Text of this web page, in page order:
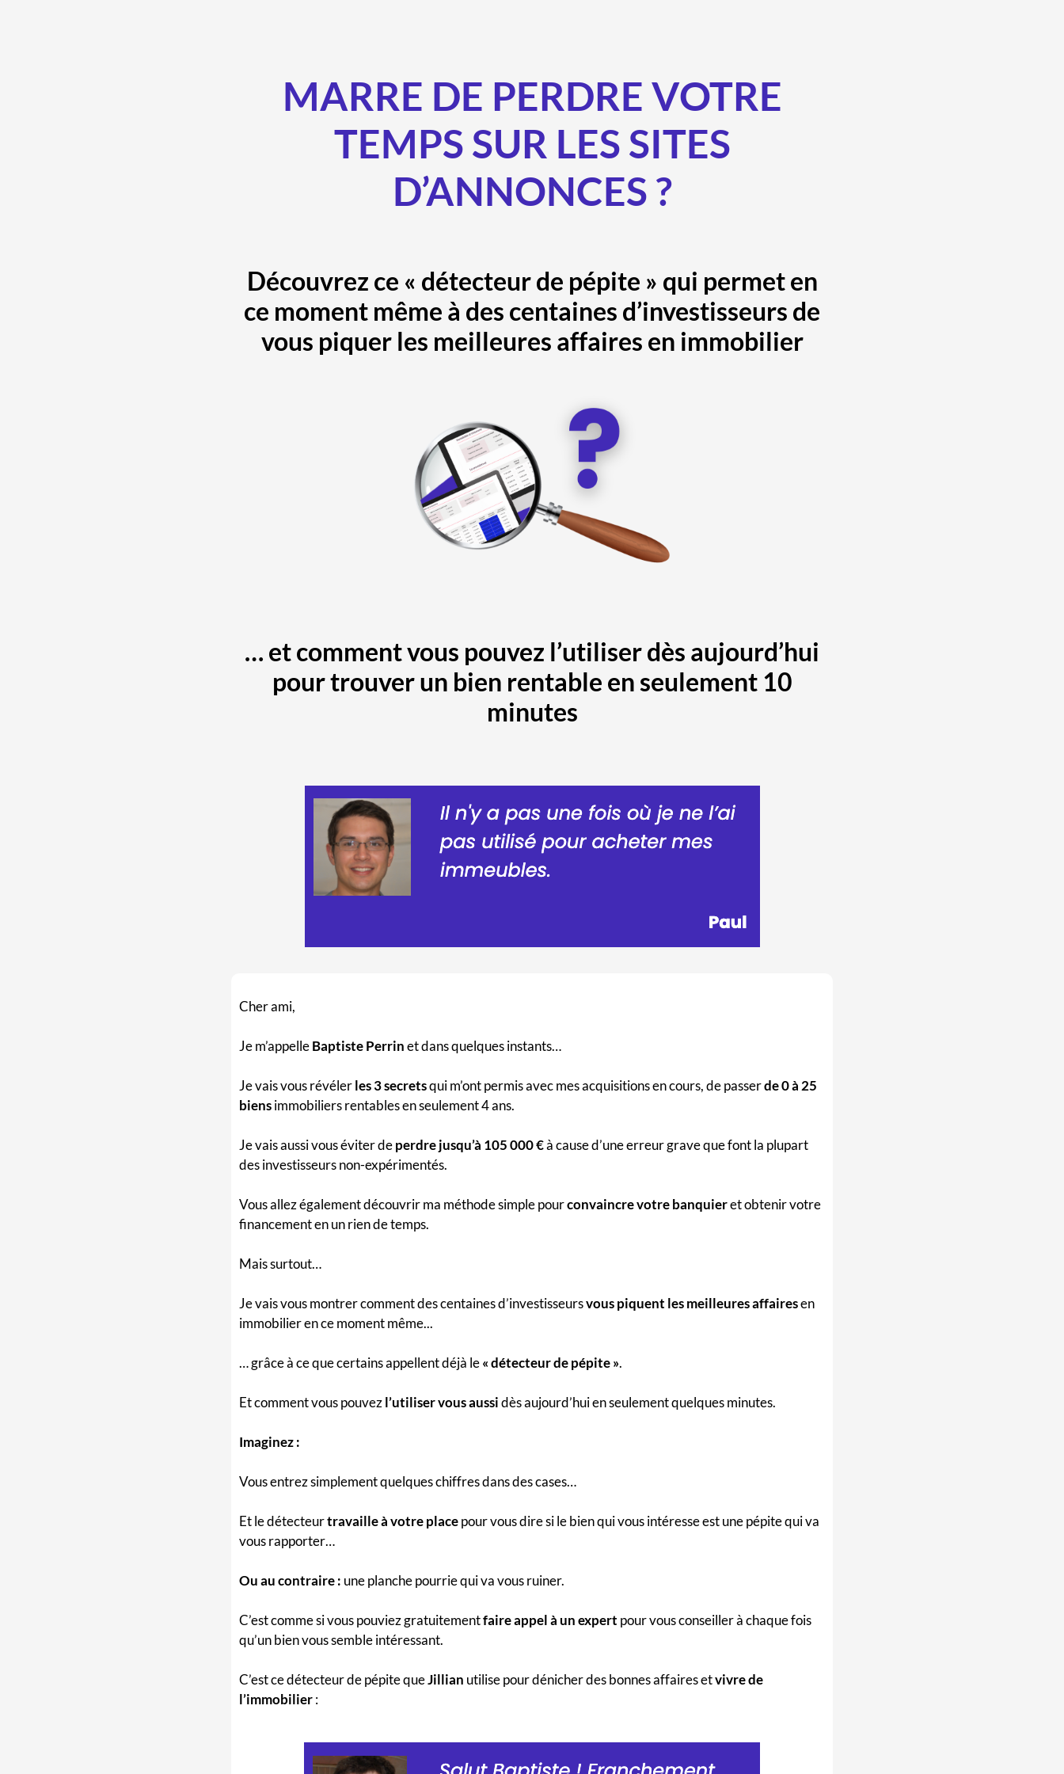
MARRE DE PERDRE VOTRE
TEMPS SUR LES SITES
D’ANNONCES ?
Découvrez ce « détecteur de pépite » qui permet en
ce moment même à des centaines d’investisseurs de
vous piquer les meilleures affaires en immobilier
… et comment vous pouvez l’utiliser dès aujourd’hui
pour trouver un bien rentable en seulement 10
minutes
Cher ami,
Je m’appelleBaptiste Perrinet dans quelques instants…
Je vais vous révélerles 3 secretsqui m’ont permis avec mes acquisitions en cours, de passerde 0 à 25
biensimmobiliers rentables en seulement 4 ans.
Je vais aussi vous éviter deperdre jusqu’à 105 000 €à cause d’une erreur grave que font la plupart
des investisseurs non-expérimentés.
Vous allez également découvrir ma méthode simple pourconvaincre votre banquieret obtenir votre
financement en un rien de temps.
Mais surtout…
Je vais vous montrer comment des centaines d’investisseursvous piquent les meilleures affairesen
immobilier en ce moment même...
… grâce à ce que certains appellent déjà le« détecteur de pépite ».
Et comment vous pouvezl’utiliser vous aussidès aujourd’hui en seulement quelques minutes.
Imaginez :
Vous entrez simplement quelques chiffres dans des cases…
Et le détecteurtravaille à votre placepour vous dire si le bien qui vous intéresse est une pépite qui va
vous rapporter…
Ou au contraire : une planche pourrie qui va vous ruiner.
C’est comme si vous pouviez gratuitementfaire appel à un expert pour vous conseiller à chaque fois
qu’un bien vous semble intéressant.
C’est ce détecteur de pépite queJillian utilise pour dénicher des bonnes affaires etvivre de
l’immobilier: